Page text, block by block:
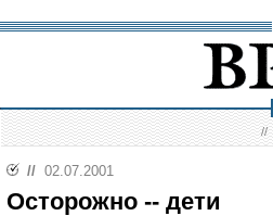
//
// 02.07.2001
Осторожно -- дети